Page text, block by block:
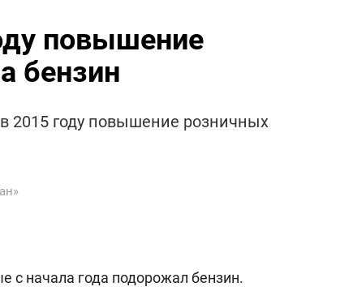
повышение
бензин
2015 году повышение розничных
с начала года подорожал бензин.